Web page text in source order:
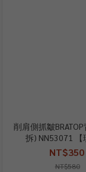
削肩側抓皺
拆) NN53071 【
NT$350
NT$580